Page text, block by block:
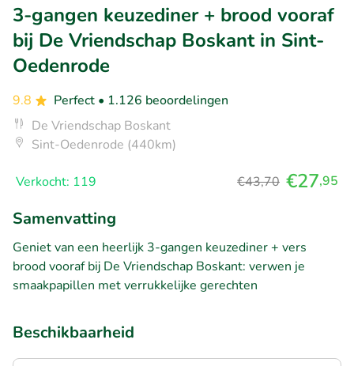
3-gangen keuzediner + brood vooraf
bij De Vriendschap Boskant in Sint-
Oedenrode
9.8 Perfect • 1.126 beoordelingen
De Vriendschap Boskant
Sint-Oedenrode (440km)
Verkocht: 119 €43,70 €27,95
Samenvatting
Geniet van een heerlijk 3-gangen keuzediner + vers
brood vooraf bij De Vriendschap Boskant: verwen je
smaakpapillen met verrukkelijke gerechten
Beschikbaarheid